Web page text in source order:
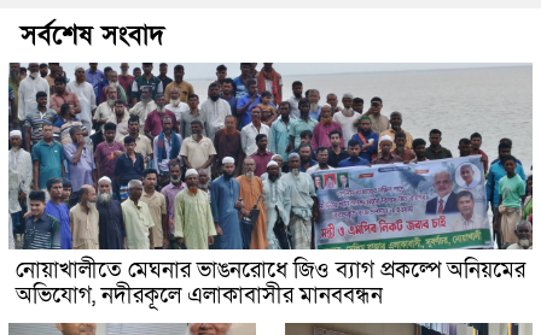
সর্বশেষ সংবাদ
নোয়াখালীতে মেঘনার ভাঙনরোধে জিও ব্যাগ প্রকল্পে অনিয়মের
অভিযোগ, নদীরকূলে এলাকাবাসীর মানববন্ধন